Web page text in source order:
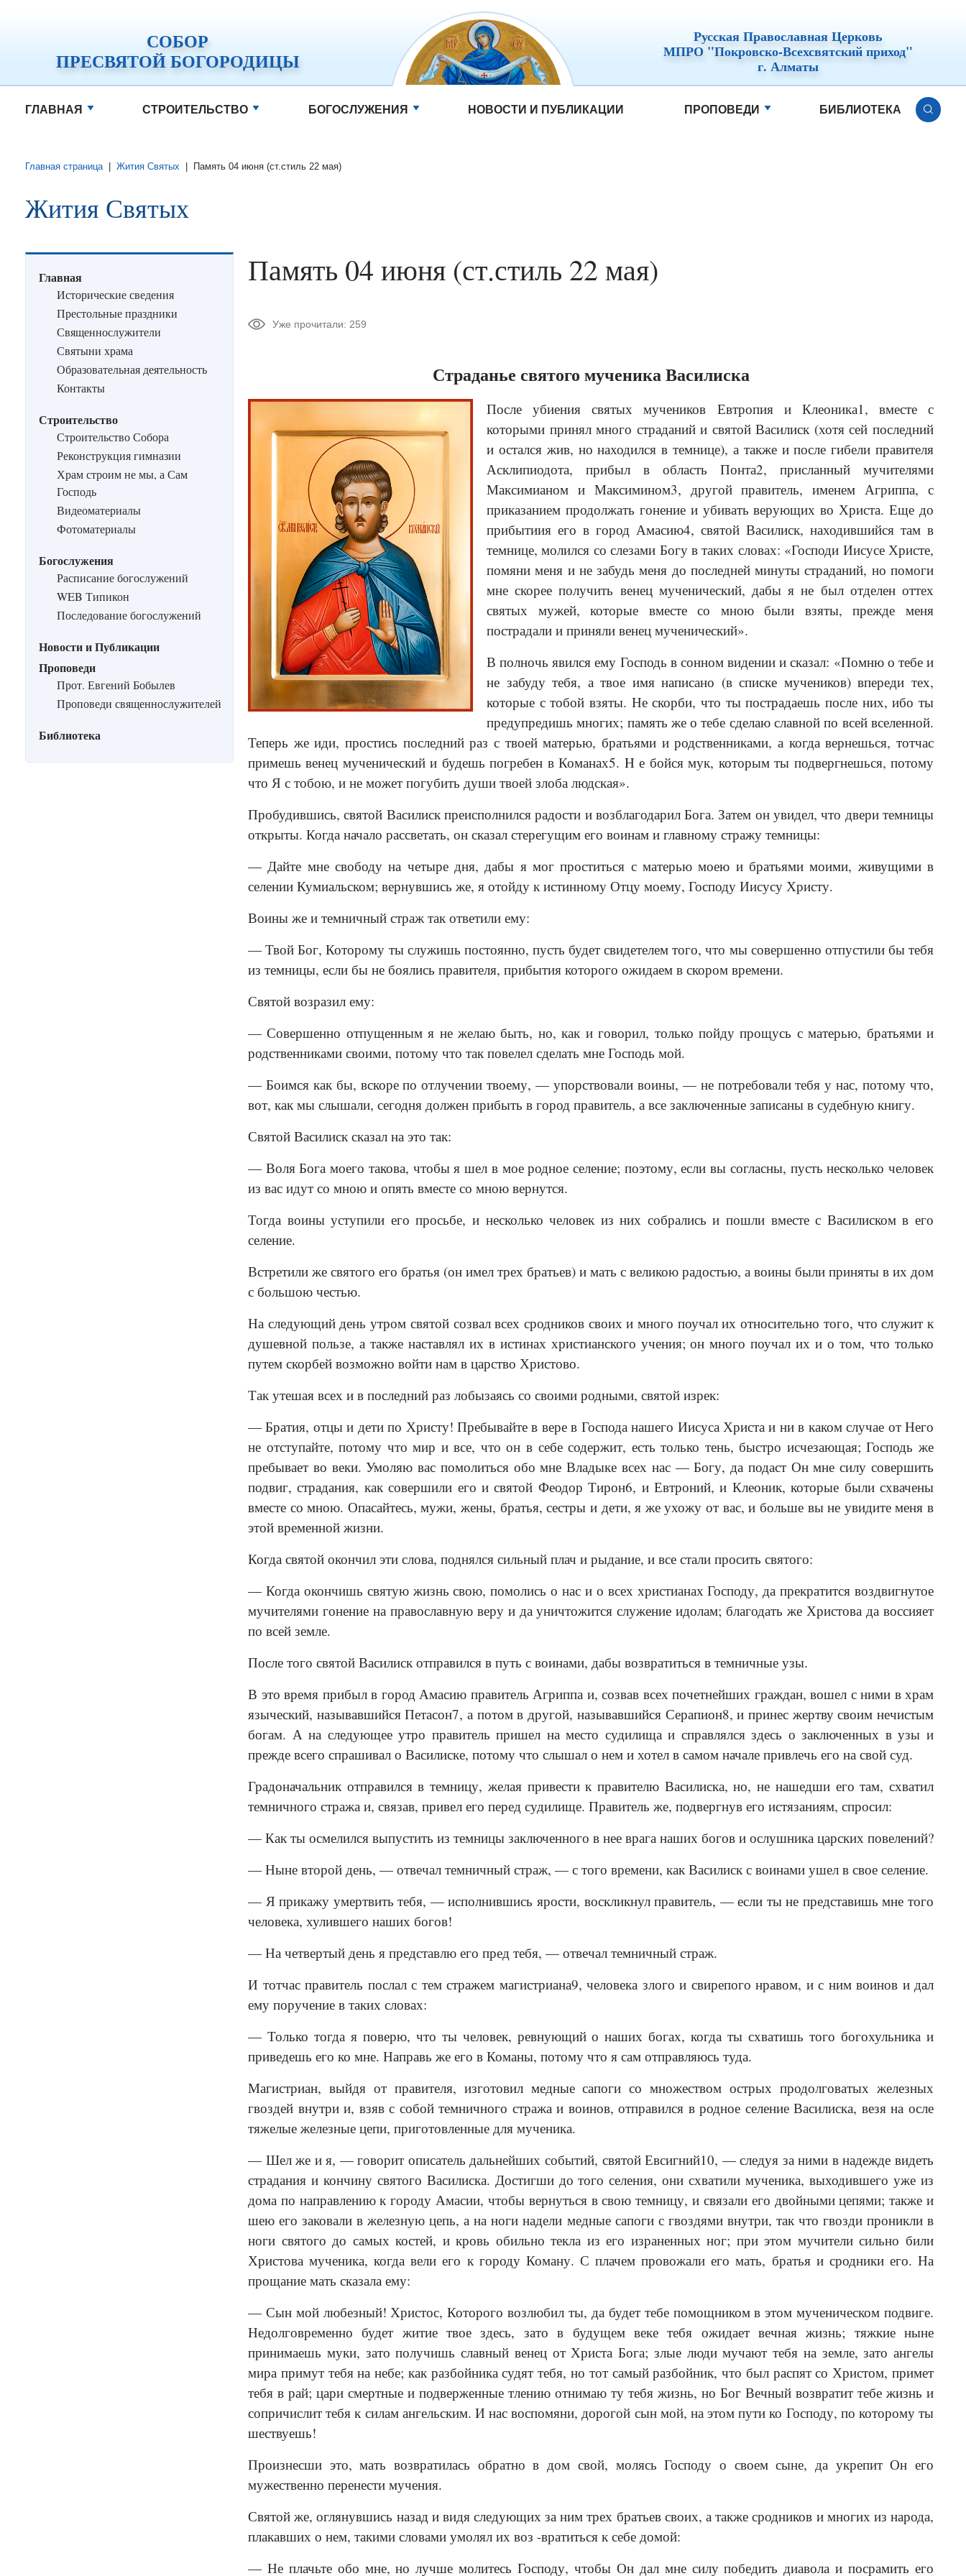
СОБОР
ПРЕСВЯТОЙ БОГОРОДИЦЫ
Русская Православная Церковь
МПРО "Покровско-Всехсвятский приход"
г. Алматы
ГЛАВНАЯ СТРОИТЕЛЬСТВО БОГОСЛУЖЕНИЯ НОВОСТИ И ПУБЛИКАЦИИ ПРОПОВЕДИ БИБЛИОТЕКА
Главная страница | Жития Святых | Память 04 июня (ст.стиль 22 мая)
Жития Святых
Главная
Исторические сведения
Престольные праздники
Священнослужители
Святыни храма
Образовательная деятельность
Контакты
Строительство
Строительство Собора
Реконструкция гимназии
Храм строим не мы, а Сам
Господь
Видеоматериалы
Фотоматериалы
Богослужения
Расписание богослужений
WEB Типикон
Последование богослужений
Новости и Публикации
Проповеди
Прот. Евгений Бобылев
Проповеди священнослужителей
Библиотека
Память 04 июня (ст.стиль 22 мая)
Уже прочитали: 259
Страданье святого мученика Василиска
После убиения святых мучеников Евтропия и Клеоника1, вместе с
которыми принял много страданий и святой Василиск (хотя сей последний
и остался жив, но находился в темнице), а также и после гибели правителя
Асклипиодота, прибыл в область Понта2, присланный мучителями
Максимианом и Максимином3, другой правитель, именем Агриппа, с
приказанием продолжать гонение и убивать верующих во Христа. Еще до
прибытиия его в город Амасию4, святой Василиск, находившийся там в
темнице, молился со слезами Богу в таких словах: «Господи Иисусе Христе,
помяни меня и не забудь меня до последней минуты страданий, но помоги
мне скорее получить венец мученический, дабы я не был отделен оттех
святых мужей, которые вместе со мною были взяты, прежде меня
пострадали и приняли венец мученический».
В полночь явился ему Господь в сонном видении и сказал: «Помню о тебе и
не забуду тебя, а твое имя написано (в списке мучеников) впереди тех,
которые с тобой взяты. Не скорби, что ты пострадаешь после них, ибо ты
предупредишь многих; память же о тебе сделаю славной по всей вселенной.
Теперь же иди, простись последний раз с твоей матерью, братьями и родственниками, а когда вернешься, тотчас
примешь венец мученический и будешь погребен в Команах5. H е бойся мук, которым ты подвергнешься, потому
что Я с тобою, и не может погубить души твоей злоба людская».
Пробудившись, святой Василиск преисполнился радости и возблагодарил Бога. Затем он увидел, что двери темницы
открыты. Когда начало рассветать, он сказал стерегущим его воинам и главному стражу темницы:
— Дайте мне свободу на четыре дня, дабы я мог проститься с матерью моею и братьями моими, живущими в
селении Кумиальском; вернувшись же, я отойду к истинному Отцу моему, Господу Иисусу Христу.
Воины же и темничный страж так ответили ему:
— Твой Бог, Которому ты служишь постоянно, пусть будет свидетелем того, что мы совершенно отпустили бы тебя
из темницы, если бы не боялись правителя, прибытия которого ожидаем в скором времени.
Святой возразил ему:
— Совершенно отпущенным я не желаю быть, но, как и говорил, только пойду прощусь с матерью, братьями и
родственниками своими, потому что так повелел сделать мне Господь мой.
— Боимся как бы, вскоре по отлучении твоему, — упорствовали воины, — не потребовали тебя у нас, потому что,
вот, как мы слышали, сегодня должен прибыть в город правитель, а все заключенные записаны в судебную книгу.
Святой Василиск сказал на это так:
— Воля Бога моего такова, чтобы я шел в мое родное селение; поэтому, если вы согласны, пусть несколько человек
из вас идут со мною и опять вместе со мною вернутся.
Тогда воины уступили его просьбе, и несколько человек из них собрались и пошли вместе с Василиском в его
селение.
Встретили же святого его братья (он имел трех братьев) и мать с великою радостью, а воины были приняты в их дом
с большою честью.
На следующий день утром святой созвал всех сродников своих и много поучал их относительно того, что служит к
душевной пользе, а также наставлял их в истинах христианского учения; он много поучал их и о том, что только
путем скорбей возможно войти нам в царство Христово.
Так утешая всех и в последний раз лобызаясь со своими родными, святой изрек:
— Братия, отцы и дети по Христу! Пребывайте в вере в Господа нашего Иисуса Христа и ни в каком случае от Него
не отступайте, потому что мир и все, что он в себе содержит, есть только тень, быстро исчезающая; Господь же
пребывает во веки. Умоляю вас помолиться обо мне Владыке всех нас — Богу, да подаст Он мне силу совершить
подвиг, страдания, как совершили его и святой Феодор Тирон6, и Евтроний, и Клеоник, которые были схвачены
вместе со мною. Опасайтесь, мужи, жены, братья, сестры и дети, я же ухожу от вас, и больше вы не увидите меня в
этой временной жизни.
Когда святой окончил эти слова, поднялся сильный плач и рыдание, и все стали просить святого:
— Когда окончишь святую жизнь свою, помолись о нас и о всех христианах Господу, да прекратится воздвигнутое
мучителями гонение на православную веру и да уничтожится служение идолам; благодать же Христова да воссияет
по всей земле.
После того святой Василиск отправился в путь с воинами, дабы возвратиться в темничные узы.
В это время прибыл в город Амасию правитель Агриппа и, созвав всех почетнейших граждан, вошел с ними в храм
языческий, называвшийся Петасон7, а потом в другой, называвшийся Серапион8, и принес жертву своим нечистым
богам. А на следующее утро правитель пришел на место судилища и справлялся здесь о заключенных в узы и
прежде всего спрашивал о Василиске, потому что слышал о нем и хотел в самом начале привлечь его на свой суд.
Градоначальник отправился в темницу, желая привести к правителю Василиска, но, не нашедши его там, схватил
темничного стража и, связав, привел его перед судилище. Правитель же, подвергнув его истязаниям, спросил:
— Как ты осмелился выпустить из темницы заключенного в нее врага наших богов и ослушника царских повелений?
— Ныне второй день, — отвечал темничный страж, — с того времени, как Василиск с воинами ушел в свое селение.
— Я прикажу умертвить тебя, — исполнившись ярости, воскликнул правитель, — если ты не представишь мне того
человека, хулившего наших богов!
— На четвертый день я представлю его пред тебя, — отвечал темничный страж.
И тотчас правитель послал с тем стражем магистриана9, человека злого и свирепого нравом, и с ним воинов и дал
ему поручение в таких словах:
— Только тогда я поверю, что ты человек, ревнующий о наших богах, когда ты схватишь того богохульника и
приведешь его ко мне. Направь же его в Команы, потому что я сам отправляюсь туда.
Магистриан, выйдя от правителя, изготовил медные сапоги со множеством острых продолговатых железных
гвоздей внутри и, взяв с собой темничного стража и воинов, отправился в родное селение Василиска, везя на осле
тяжелые железные цепи, приготовленные для мученика.
— Шел же и я, — говорит описатель дальнейших событий, святой Евсигний10, — следуя за ними в надежде видеть
страдания и кончину святого Василиска. Достигши до того селения, они схватили мученика, выходившего уже из
дома по направлению к городу Амасии, чтобы вернуться в свою темницу, и связали его двойными цепями; также и
шею его заковали в железную цепь, а на ноги надели медные сапоги с гвоздями внутри, так что гвозди проникли в
ноги святого до самых костей, и кровь обильно текла из его израненных ног; при этом мучители сильно били
Христова мученика, когда вели его к городу Коману. С плачем провожали его мать, братья и сродники его. На
прощание мать сказала ему:
— Сын мой любезный! Христос, Которого возлюбил ты, да будет тебе помощником в этом мученическом подвиге.
Недолговременно будет житие твое здесь, зато в будущем веке тебя ожидает вечная жизнь; тяжкие ныне
принимаешь муки, зато получишь славный венец от Христа Бога; злые люди мучают тебя на земле, зато ангелы
мира примут тебя на небе; как разбойника судят тебя, но тот самый разбойник, что был распят со Христом, примет
тебя в рай; цари смертные и подверженные тлению отнимаю ту тебя жизнь, но Бог Вечный возвратит тебе жизнь и
сопричислит тебя к силам ангельским. И нас воспомяни, дорогой сын мой, на этом пути ко Господу, по которому ты
шествуешь!
Произнесши это, мать возвратилась обратно в дом свой, молясь Господу о своем сыне, да укрепит Он его
мужественно перенести мучения.
Святой же, оглянувшись назад и видя следующих за ним трех братьев своих, а также сродников и многих из народа,
плакавших о нем, такими словами умолял их воз -вратиться к себе домой:
— Не плачьте обо мне, но лучше молитесь Господу, чтобы Он дал мне силу победить диавола и посрамить его